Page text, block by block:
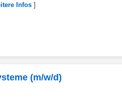
Infos ]
(m/w/d)